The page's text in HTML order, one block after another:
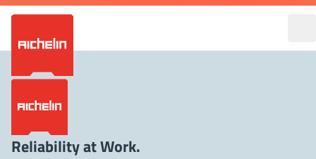
Reliability at Work.